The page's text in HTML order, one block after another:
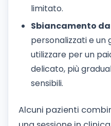
limitato.
Sbiancamento
personalizzati e un
utilizzare per un
delicato, più
sensibili.
Alcuni pazienti